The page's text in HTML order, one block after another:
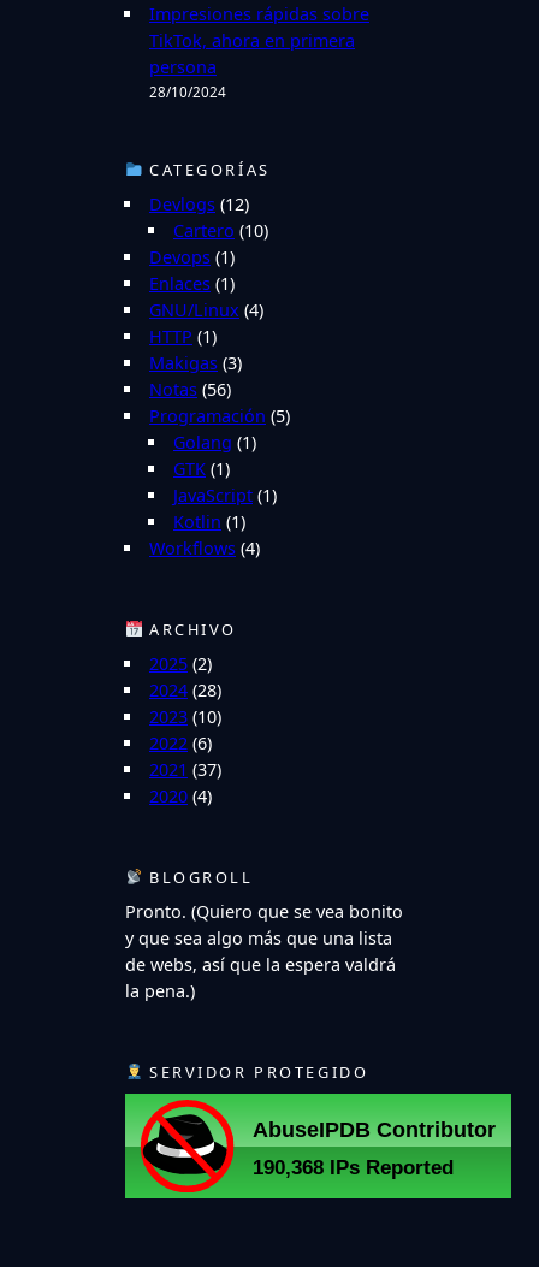
Impresiones rápidas sobre
TikTok, ahora en primera
persona
28/10/2024
CATEGORÍAS
Devlogs (12)
Cartero (10)
Devops (1)
Enlaces (1)
GNU/Linux (4)
HTTP (1)
Makigas (3)
Notas (56)
Programación (5)
Golang (1)
GTK (1)
JavaScript (1)
Kotlin (1)
Workflows (4)
ARCHIVO
2025 (2)
2024 (28)
2023 (10)
2022 (6)
2021 (37)
2020 (4)
BLOGROLL
Pronto. (Quiero que se vea bonito
y que sea algo más que una lista
de webs, así que la espera valdrá
la pena.)
SERVIDOR PROTEGIDO